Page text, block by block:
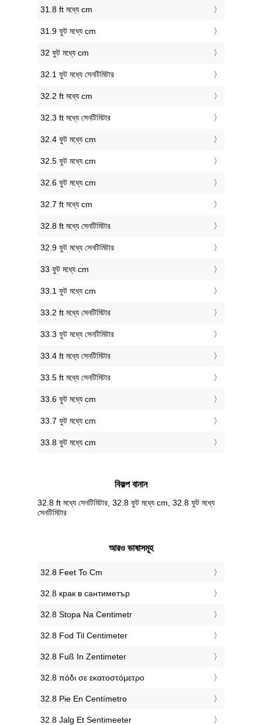
31.8 ft মধ্যে cm
31.9 ফুট মধ্যে cm
32 ফুট মধ্যে cm
32.1 ফুট মধ্যে সেনটিমিটার
32.2 ft মধ্যে cm
32.3 ft মধ্যে সেনটিমিটার
32.4 ফুট মধ্যে cm
32.5 ফুট মধ্যে cm
32.6 ফুট মধ্যে cm
32.7 ft মধ্যে cm
32.8 ft মধ্যে সেনটিমিটার
32.9 ফুট মধ্যে সেনটিমিটার
33 ফুট মধ্যে cm
33.1 ফুট মধ্যে cm
33.2 ft মধ্যে সেনটিমিটার
33.3 ফুট মধ্যে সেনটিমিটার
33.4 ft মধ্যে সেনটিমিটার
33.5 ft মধ্যে সেনটিমিটার
33.6 ফুট মধ্যে cm
33.7 ফুট মধ্যে cm
33.8 ফুট মধ্যে cm
বিকল্প বানান
32.8 ft মধ্যে সেনটিমিটার, 32.8 ফুট মধ্যে cm, 32.8 ফুট মধ্যে
সেনটিমিটার
আরও ভাষাসমূহ
‎32.8 Feet To Cm
‎32.8 крак в сантиметър
‎32.8 Stopa Na Centimetr
‎32.8 Fod Til Centimeter
‎32.8 Fuß In Zentimeter
‎32.8 πόδι σε εκατοστόμετρο
‎32.8 Pie En Centímetro
‎32.8 Jalg Et Sentimeeter